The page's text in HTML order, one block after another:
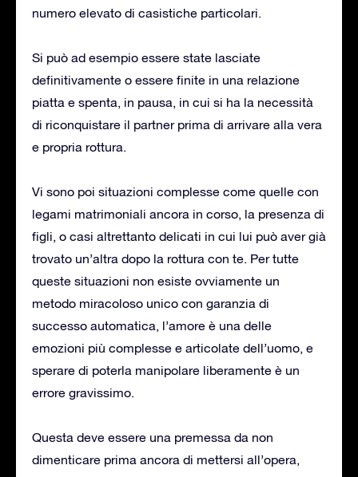
numero elevato di casistiche particolari.
Si può ad esempio essere state lasciate
definitivamente o essere finite in una relazione
piatta e spenta, in pausa, in cui si ha la necessità
di riconquistare il partner prima di arrivare alla vera
e propria rottura.
Vi sono poi situazioni complesse come quelle con
legami matrimoniali ancora in corso, la presenza di
figli, o casi altrettanto delicati in cui lui può aver già
trovato un’altra dopo la rottura con te. Per tutte
queste situazioni non esiste ovviamente un
metodo miracoloso unico con garanzia di
successo automatica, l’amore è una delle
emozioni più complesse e articolate dell’uomo, e
sperare di poterla manipolare liberamente è un
errore gravissimo.
Questa deve essere una premessa da non
dimenticare prima ancora di mettersi all’opera,